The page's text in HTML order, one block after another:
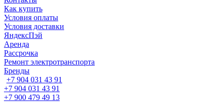
Как купить
Условия оплаты
Условия доставки
ЯндексПэй
Аренда
Рассрочка
Ремонт электротранспорта
Бренды
+7 904 031 43 91
+7 904 031 43 91
+7 900 479 49 13